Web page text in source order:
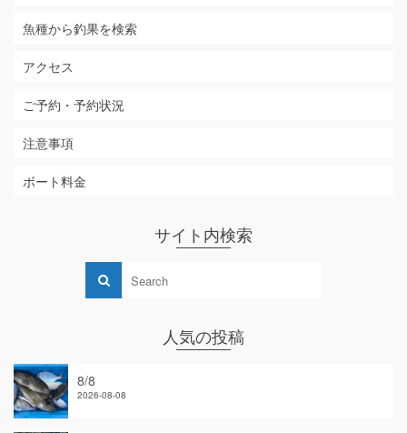
魚種から釣果を検索
アクセス
ご予約・予約状況
注意事項
ボート料金
サイト内検索
人気の投稿
8/8
2026-08-08